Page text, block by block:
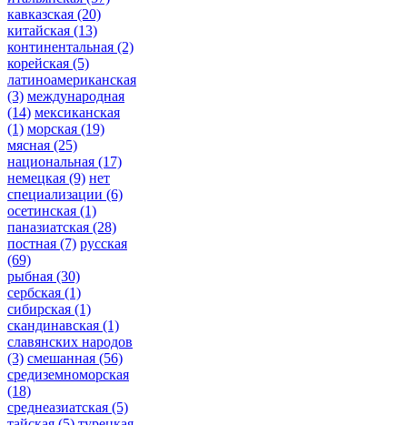
кавказская (20)
китайская (13)
континентальная (2)
корейская (5)
латиноамериканская
(3) международная
(14) мексиканская
(1) морская (19)
мясная (25)
национальная (17)
немецкая (9) нет
специализации (6)
осетинская (1)
паназиатская (28)
постная (7) русская
(69)
рыбная (30)
сербская (1)
сибирская (1)
скандинавская (1)
славянских народов
(3) смешанная (56)
средиземноморская
(18)
среднеазиатская (5)